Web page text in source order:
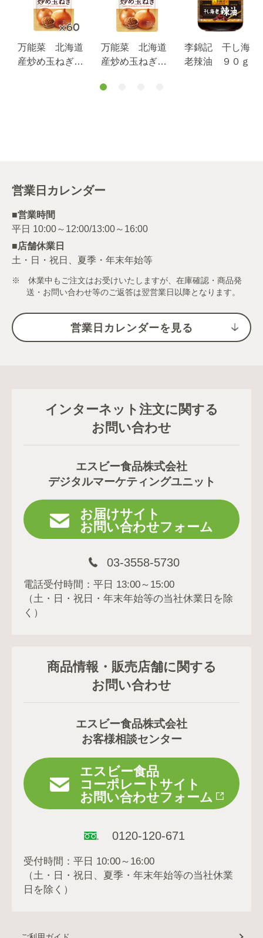
万能菜 北海道
産炒め玉ねぎ
万能菜 北海道
産炒め玉ねぎ
李錦記 干し海
老辣油 ９０ｇ
営業日カレンダー
■営業時間
■店舗休業日
土・日・祝日、夏季・年末年始等
※ 休業中もご注文はお受けいたしますが、在庫確認・商品発
送・お問い合わせ等のご返答は翌営業日以降となります。
営業日カレンダーを見る
インターネット注文に関する
お問い合わせ
エスビー食品株式会社
デジタルマーケティングユニット
お届けサイト
お問い合わせフォーム
03-3558-5730
電話受付時間：平日 13:00～15:00
（土・日・祝日・年末年始等の当社休業日を除
く）
商品情報・販売店舗に関する
お問い合わせ
エスビー食品株式会社
お客様相談センター
エスビー食品
コーポレートサイト
お問い合わせフォーム
0120-120-671
受付時間：平日 10:00～16:00
（土・日・祝日、夏季・年末年始等の当社休業
日を除く）